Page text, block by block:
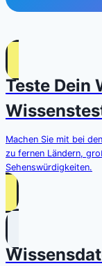
Teste Dein
Machen Sie mit bei
zu fernen Ländern,
Sehenswürdigkeiten.